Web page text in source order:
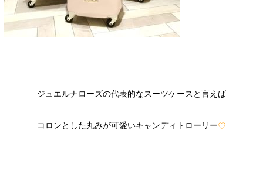
ジュエルナローズの代表的なスーツケースと言えば
コロンとした丸みが可愛いキャンディトローリー♡